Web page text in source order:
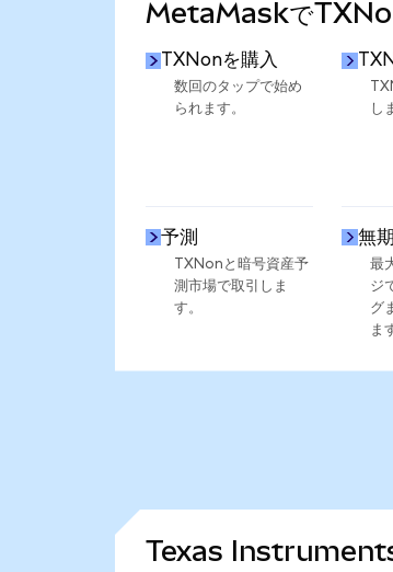
MetaMaskで
TXNonを購入
数回のタップで始め
られます。
し
予測
TXNonと暗号資産予
測市場で取引しま
す。
無
最
ジ
グ
ま
Texas Instruments